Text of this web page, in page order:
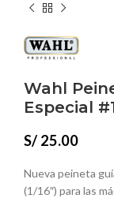
Wahl
Especial
S/ 25.00
Nueva peineta
(1/16″) para las